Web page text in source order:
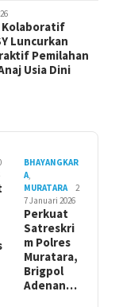
Kolaboratif
Luncurkan
Pemilahan
Usia Dini
BHAYANGKAR
A,
MURATARA
2
7 Januari 2026
Perkuat
Satreskri
m Polres
Muratara,
Brigpol
Adenan…